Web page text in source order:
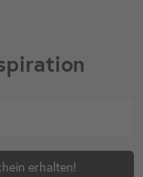
erhalten!